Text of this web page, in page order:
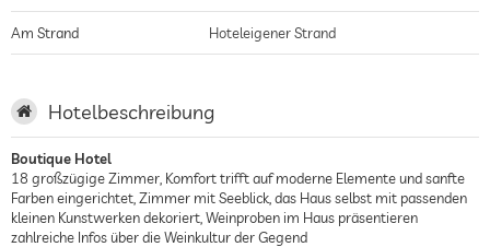
Am Strand Hoteleigener Strand
Hotelbeschreibung
Boutique Hotel
18 großzügige Zimmer, Komfort trifft auf moderne Elemente und sanfte
Farben eingerichtet, Zimmer mit Seeblick, das Haus selbst mit passenden
kleinen Kunstwerken dekoriert, Weinproben im Haus präsentieren
zahlreiche Infos über die Weinkultur der Gegend